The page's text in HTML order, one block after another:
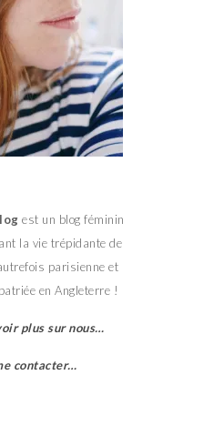
est un blog féminin
la vie trépidante de
parisienne et
en Angleterre !
plus sur nous…
contacter…